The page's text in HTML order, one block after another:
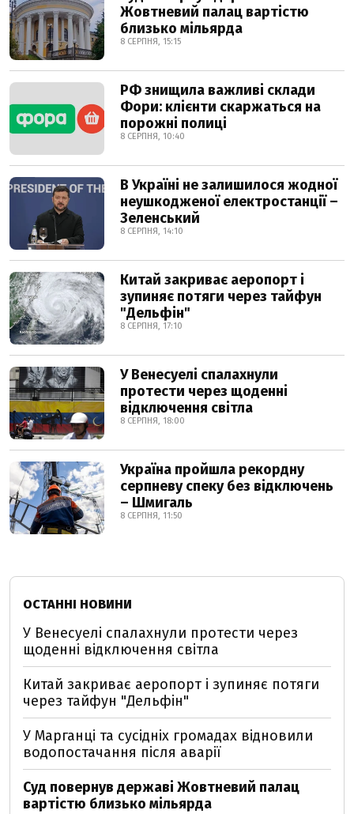
Жовтневий палац вартістю
близько мільярда
8 СЕРПНЯ, 15:15
РФ знищила важливі склади
Фори: клієнти скаржаться на
порожні полиці
8 СЕРПНЯ, 10:40
В Україні не залишилося жодної
неушкодженої електростанції –
Зеленський
8 СЕРПНЯ, 14:10
Китай закриває аеропорт і
зупиняє потяги через тайфун
"Дельфін"
8 СЕРПНЯ, 17:10
У Венесуелі спалахнули
протести через щоденні
відключення світла
8 СЕРПНЯ, 18:00
Україна пройшла рекордну
серпневу спеку без відключень
– Шмигаль
8 СЕРПНЯ, 11:50
ОСТАННІ НОВИНИ
У Венесуелі спалахнули протести через
щоденні відключення світла
Китай закриває аеропорт і зупиняє потяги
через тайфун "Дельфін"
У Марганці та сусідніх громадах відновили
водопостачання після аварії
Суд повернув державі Жовтневий палац
вартістю близько мільярда